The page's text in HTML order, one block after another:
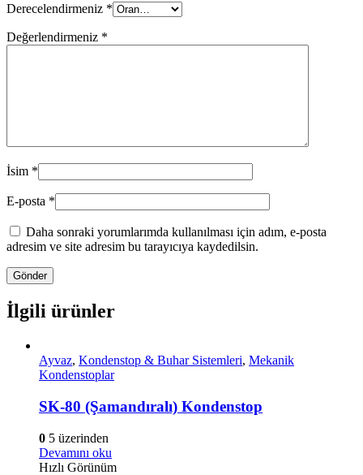
Derecelendirmeniz *
Değerlendirmeniz *
İsim *
E-posta *
Daha sonraki yorumlarımda kullanılması için adım, e-posta
adresim ve site adresim bu tarayıcıya kaydedilsin.
İlgili ürünler
Ayvaz, Kondenstop & Buhar Sistemleri, Mekanik
Kondenstoplar
SK-80 (Şamandıralı) Kondenstop
0 5 üzerinden
Devamını oku
Hızlı Görünüm